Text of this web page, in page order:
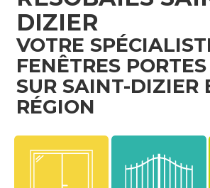
DIZIER
VOTRE
FENÊTRES
SUR SAINT-DIZIER
RÉGION